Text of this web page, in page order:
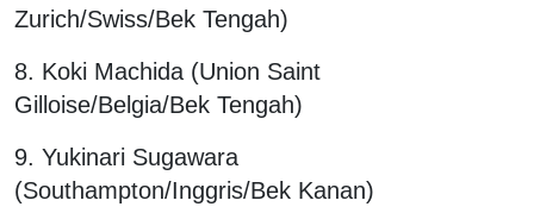
Zurich/Swiss/Bek Tengah)
8. Koki Machida (Union Saint
Gilloise/Belgia/Bek Tengah)
9. Yukinari Sugawara
(Southampton/Inggris/Bek Kanan)